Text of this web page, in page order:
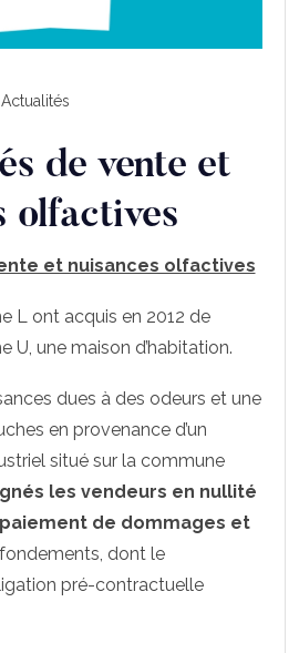
Actualités
de vente et
olfactives
et nuisances olfactives
L ont acquis en 2012 de
U, une maison d’habitation.
dues à des odeurs et une
en provenance d’un
situé sur la commune
les vendeurs en nullité
de dommages et
dont le
pré-contractuelle